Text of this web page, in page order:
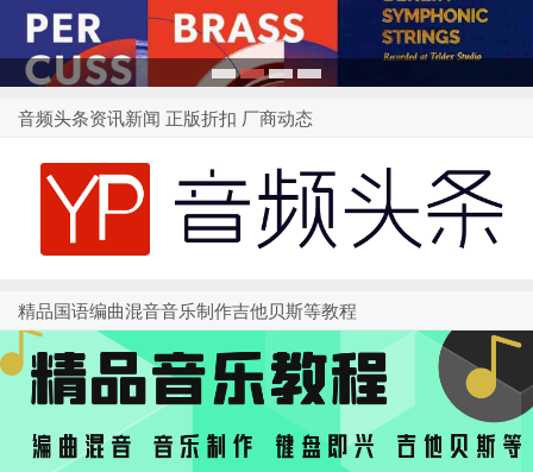
音频头条资讯新闻 正版折扣 厂商动态
精品国语编曲混音音乐制作吉他贝斯等教程